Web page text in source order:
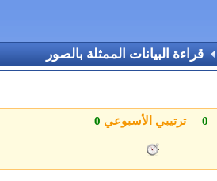
قراءة البيانات الممثلة بالصور
0 ترتيبي الأسبوعي 0